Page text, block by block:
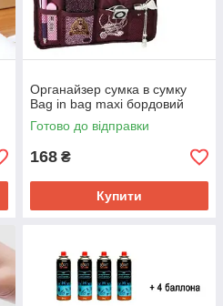
Органайзер сумка в сумку
Bag in bag maxi бордовий
Готово до відправки
168 ₴
Купити